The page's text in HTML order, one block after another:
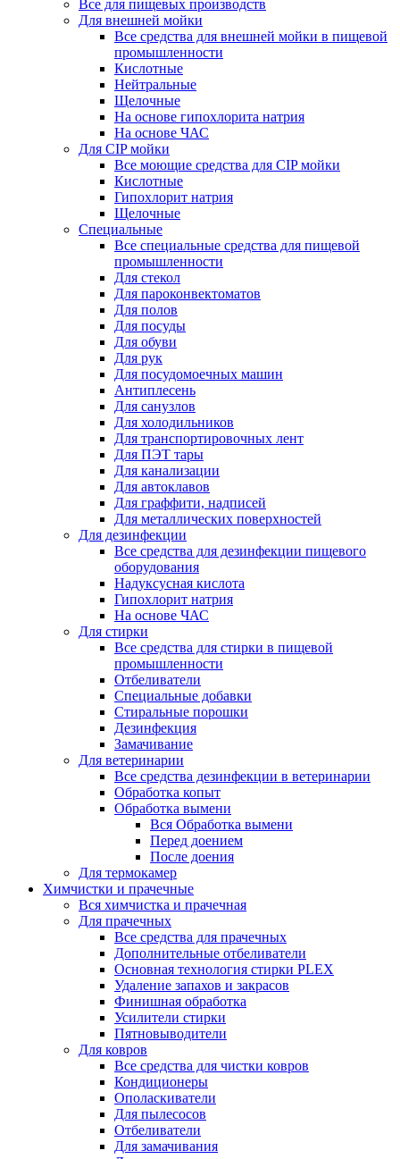
Все для пищевых производств
Для внешней мойки
Все средства для внешней мойки в пищевой
промышленности
Кислотные
Нейтральные
Щелочные
На основе гипохлорита натрия
На основе ЧАС
Для CIP мойки
Все моющие средства для CIP мойки
Кислотные
Гипохлорит натрия
Щелочные
Специальные
Все специальные средства для пищевой
промышленности
Для стекол
Для пароконвектоматов
Для полов
Для посуды
Для обуви
Для рук
Для посудомоечных машин
Антиплесень
Для санузлов
Для холодильников
Для транспортировочных лент
Для ПЭТ тары
Для канализации
Для автоклавов
Для граффити, надписей
Для металлических поверхностей
Для дезинфекции
Все средства для дезинфекции пищевого
оборудования
Надуксусная кислота
Гипохлорит натрия
На основе ЧАС
Для стирки
Все средства для стирки в пищевой
промышленности
Отбеливатели
Специальные добавки
Стиральные порошки
Дезинфекция
Замачивание
Для ветеринарии
Все средства дезинфекции в ветеринарии
Обработка копыт
Обработка вымени
Вся Обработка вымени
Перед доением
После доения
Для термокамер
Химчистки и прачечные
Вся химчистка и прачечная
Для прачечных
Все средства для прачечных
Дополнительные отбеливатели
Основная технология стирки PLEX
Удаление запахов и закрасов
Финишная обработка
Усилители стирки
Пятновыводители
Для ковров
Все средства для чистки ковров
Кондиционеры
Ополаскиватели
Для пылесосов
Отбеливатели
Для замачивания